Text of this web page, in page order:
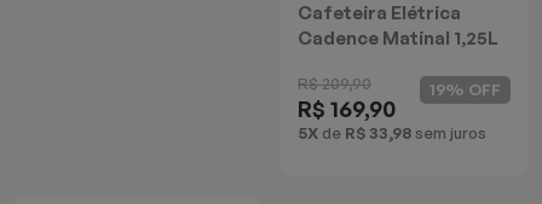
Cafeteira Elétrica
Cadence Matinal 1,25L
R$ 209,90
R$ 169,90
5X de R$ 33,98 sem juros
19% OFF